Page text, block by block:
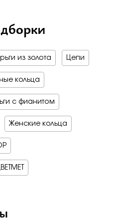
из золота Цепи
кольца
с фианитом
Женские кольца